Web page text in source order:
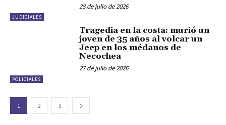
JUDICIALES
28 de julio de 2026
POLICIALES
Tragedia en la costa: murió un
joven de 35 años al volcar un
Jeep en los médanos de
Necochea
27 de julio de 2026
1 2 3